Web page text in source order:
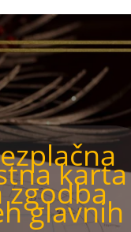
karta
zgodba
glavnih